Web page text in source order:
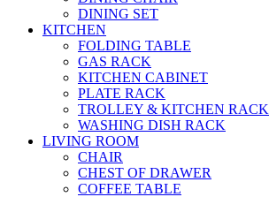
DINING SET
KITCHEN
FOLDING TABLE
GAS RACK
KITCHEN CABINET
PLATE RACK
TROLLEY & KITCHEN RACK
WASHING DISH RACK
LIVING ROOM
CHAIR
CHEST OF DRAWER
COFFEE TABLE